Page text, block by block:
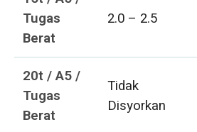
Tugas
Berat
2.0 – 2.5
20t / A5 /
Tugas
Berat
Tidak
Disyorkan